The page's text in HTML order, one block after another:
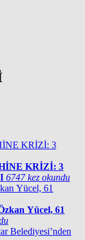
KRİZİ: 3
6747 kez okundu
Yücel, 61